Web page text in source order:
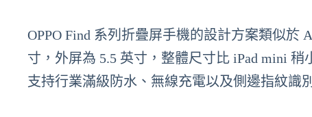
OPPO Find 系列折疊屏手機的設計方案類似於
寸，外屏為 5.5 英寸，整體尺寸比 iPad mini
支持行業滿級防水、無線充電以及側邊指紋識